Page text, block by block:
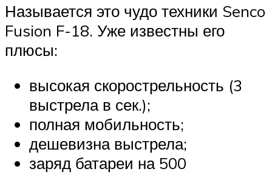
Называется это чудо техники Senco
Fusion F-18. Уже известны его
плюсы:
высокая скорострельность (3
выстрела в сек.);
полная мобильность;
дешевизна выстрела;
заряд батареи на 500